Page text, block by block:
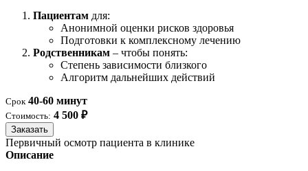
Пациентам для:
Анонимной оценки рисков здоровья
Подготовки к комплексному лечению
Родственникам – чтобы понять:
Степень зависимости близкого
Алгоритм дальнейших действий
Срок 40-60 минут
Стоимость: 4 500 ₽
Заказать
Первичный осмотр пациента в клинике
Описание